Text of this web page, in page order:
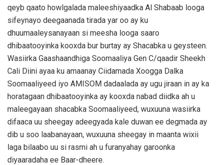
qeyb qaato howlgalada maleeshiyaadka Al Shabaab looga
sifeynayo deegaanada tirada yar oo ay ku
dhuumaaleysanayaan si meesha looga saaro
dhibaatooyinka kooxda bur burtay ay Shacabka u geysteen.
Wasiirka Gaashaandhiga Soomaaliya Gen C/qaadir Sheekh
Cali Diini ayaa ku amaanay Ciidamada Xoogga Dalka
Soomaaliyeed iyo AMISOM dadaalada ay ugu jiraan in ay ka
horatagaan dhibaatooyinka ay kooxda nabad diidka ah u
maleegayaan shacabka Soomaaliyeed, wuxuuna wasiirka
difaaca uu sheegay adeegyada kale duwan ee degmada ay
dib u soo laabanayaan, wuxuuna sheegay in maanta wixii
laga bilaabo uu si rasmi ah u furanyahay garoonka
diyaaradaha ee Baar-dheere.